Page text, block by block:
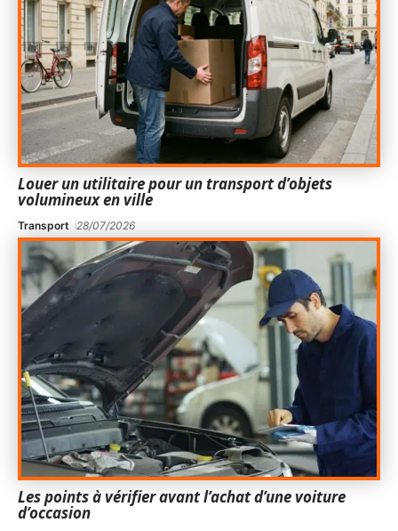
Louer un utilitaire pour un transport d’objets
volumineux en ville
Transport 28/07/2026
Les points à vérifier avant l’achat d’une voiture
d’occasion